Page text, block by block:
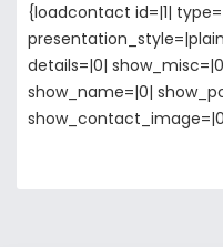
{loadcontact id=|1|
details=|0|
show_name=|0|